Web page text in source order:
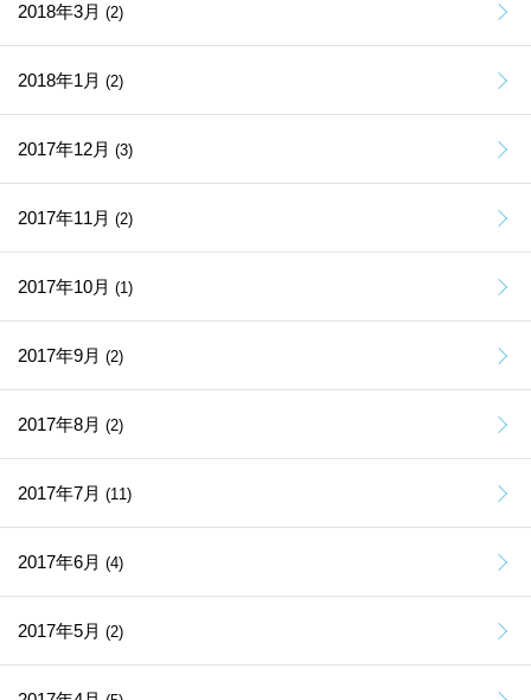
2018年3月 (2)
2018年1月 (2)
2017年12月 (3)
2017年11月 (2)
2017年10月 (1)
2017年9月 (2)
2017年8月 (2)
2017年7月 (11)
2017年6月 (4)
2017年5月 (2)